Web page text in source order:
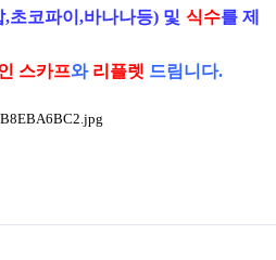
,초코파이,바나나등) 및 식수를 제
스카프와 리플렛 드림니다.